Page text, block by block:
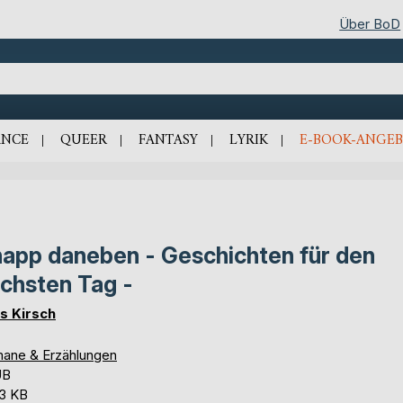
Über BoD
QUEER FANTASY LYRIK E-BOOK-
daneben - Geschichten für den
Tag -
Kirsch
& Erzählungen
KB